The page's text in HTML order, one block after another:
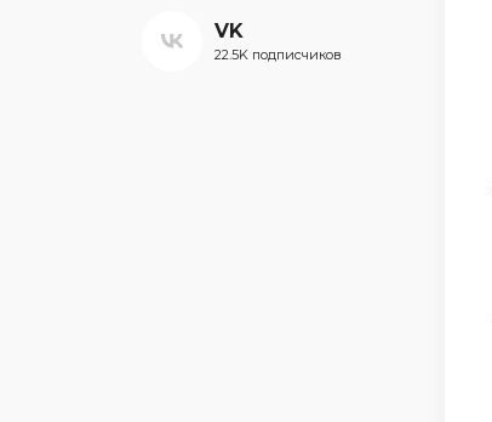
VK
22.5K подписчиков